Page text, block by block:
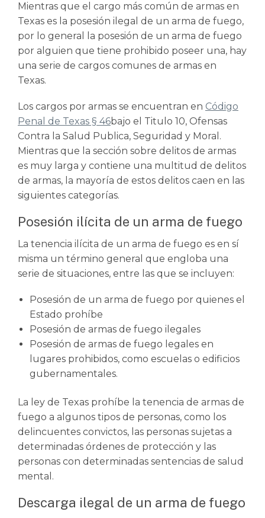
Mientras que el cargo más común de armas en
Texas es la posesión ilegal de un arma de fuego,
por lo general la posesión de un arma de fuego
por alguien que tiene prohibido poseer una, hay
una serie de cargos comunes de armas en
Texas.
Los cargos por armas se encuentran en Código
Penal de Texas § 46bajo el Titulo 10, Ofensas
Contra la Salud Publica, Seguridad y Moral.
Mientras que la sección sobre delitos de armas
es muy larga y contiene una multitud de delitos
de armas, la mayoría de estos delitos caen en las
siguientes categorías.
Posesión ilícita de un arma de fuego
La tenencia ilícita de un arma de fuego es en sí
misma un término general que engloba una
serie de situaciones, entre las que se incluyen:
Posesión de un arma de fuego por quienes el
Estado prohíbe
Posesión de armas de fuego ilegales
Posesión de armas de fuego legales en
lugares prohibidos, como escuelas o edificios
gubernamentales.
La ley de Texas prohíbe la tenencia de armas de
fuego a algunos tipos de personas, como los
delincuentes convictos, las personas sujetas a
determinadas órdenes de protección y las
personas con determinadas sentencias de salud
mental.
Descarga ilegal de un arma de fuego